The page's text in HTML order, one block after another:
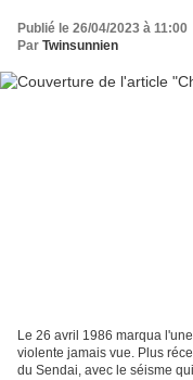
Publié le 26/04/2023 à 11:00
Par Twinsunnien
Le 26 avril 1986 marqua
violente jamais vue. Plus
du Sendai, avec le séisme